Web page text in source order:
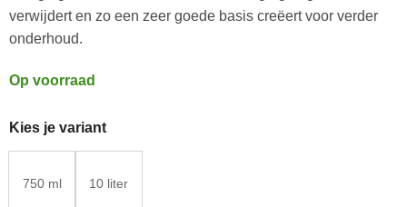
verwijdert en zo een zeer goede basis creëert voor verder
onderhoud.
Op voorraad
Kies je variant
750 ml 10 liter